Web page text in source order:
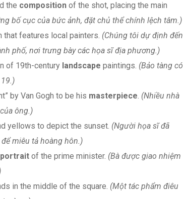
the composition of the shot, placing the main
bố cục của bức ảnh, đặt chủ thể chính lệch tâm.)
that features local painters. (Chúng tôi dự định đến
phố, nơi trưng bày các họa sĩ địa phương.)
of 19th-century landscape paintings. (Bảo tàng có
by Van Gogh to be his masterpiece. (Nhiều nhà
ông.)
yellows to depict the sunset. (Người họa sĩ đã
miêu tả hoàng hôn.)
portrait of the prime minister. (Bà được giao nhiệm
in the middle of the square. (Một tác phẩm điêu